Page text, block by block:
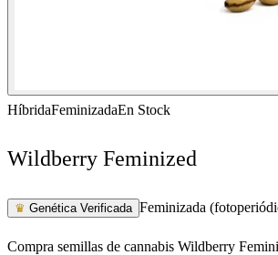
HíbridaFeminizadaEn Stock
Wildberry Feminized
♛ Genética Verificada Feminizada
Compra semillas de cannabis Wildberry